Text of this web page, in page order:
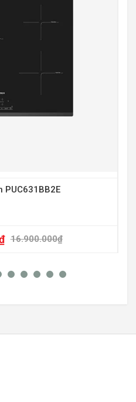
PUC631BB2E
16.900.000₫